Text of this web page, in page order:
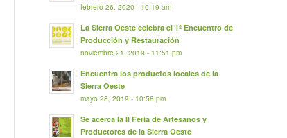
febrero 26, 2020 - 10:19 am
La Sierra Oeste celebra el 1º Encuentro de
Producción y Restauración
noviembre 21, 2019 - 11:51 pm
Encuentra los productos locales de la
Sierra Oeste
mayo 28, 2019 - 10:58 pm
Se acerca la II Feria de Artesanos y
Productores de la Sierra Oeste